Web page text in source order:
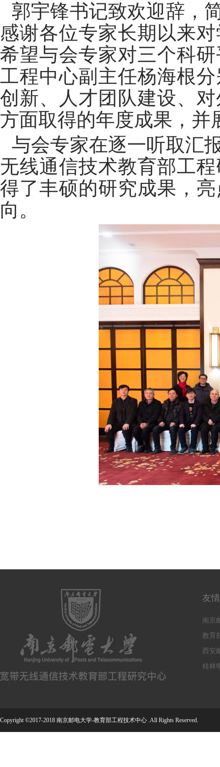
郭宇锋书记致欢迎辞，
感谢各位专家长期以来
希望与会专家对三个科
工程中心副主任杨海根
创新、人才团队建设、
方面取得的年度成果，并
与会专家在逐一听取汇
无线通信技术教育部工
得了丰硕的研究成果，
向。
友
南京
教育
西安
桂林
Copyright ©2017-2018 南京邮电大学-教育部工程技术中心 .All Rights Reserved.